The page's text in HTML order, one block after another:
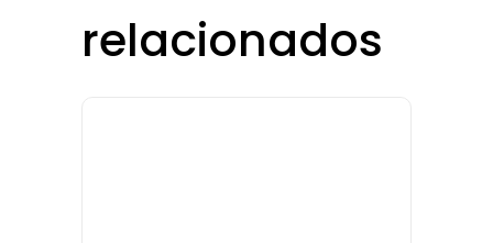
relacionados